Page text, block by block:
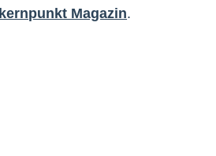
kernpunkt Magazin.